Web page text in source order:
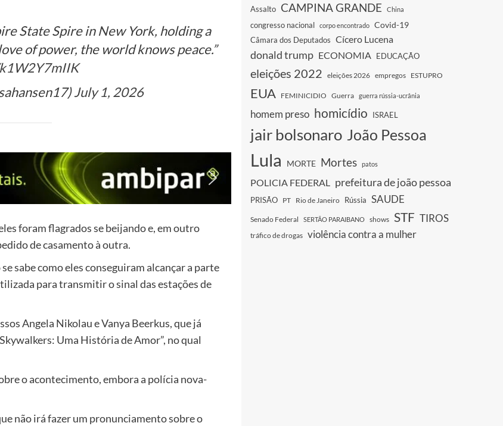
State Spire in New York, holding a
of power, the world knows peace.”
July 1, 2026
foram flagrados se beijando e, em outro
de casamento à outra.
sabe como eles conseguiram alcançar a parte
para transmitir o sinal das estações de
Angela Nikolau e Vanya Beerkus, que já
Uma História de Amor”, no qual
o acontecimento, embora a polícia nova-
não irá fazer um pronunciamento sobre o
Assalto CAMPINA GRANDE China
congresso nacional corpo encontrado Covid-19
Câmara dos Deputados Cícero Lucena
donald trump ECONOMIA EDUCAÇÃO
eleições 2022 eleições 2026 empregos ESTUPRO
EUA FEMINICIDIO Guerra guerra rússia-ucrânia
homem preso homicídio ISRAEL
jair bolsonaro João Pessoa
Lula MORTE Mortes patos
POLICIA FEDERAL prefeitura de joão pessoa
PRISÃO PT Rio de Janeiro Rússia SAUDE
Senado Federal SERTÃO PARAIBANO shows STF TIROS
tráfico de drogas violência contra a mulher